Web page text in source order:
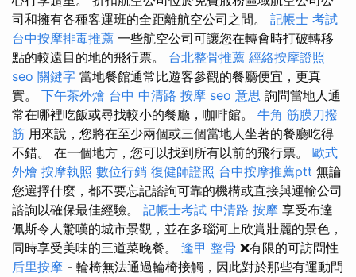
司和擁有各種客運班的全距離航空公司之間。 記帳士 考試
台中按摩排毒推薦 一些航空公司可讓您在轉會時打破轉移
點的較遠目的地的飛行票。 台北整骨推薦 經絡按摩證照
seo 關鍵字 當地餐館通常比遊客參觀的餐廳便宜，更真
實。 下午茶外燴 台中 中清路 按摩 seo 意思 詢問當地人通
常在哪裡吃飯或尋找較小的餐廳，咖啡館。 牛角 筋膜刀撥
筋 用來說，您將在至少兩個或三個當地人坐著的餐廳吃得
不錯。 在一個地方，您可以找到所有以前的飛行票。 歐式
外燴 按摩執照 數位行銷 復健師證照 台中按摩推薦ptt 無論
您選擇什麼，都不要忘記諮詢可靠的機構或直接與運輸公司
諮詢以確保最佳經驗。 記帳士考試 中清路 按摩 享受布達
佩斯令人驚嘆的城市景觀，並在多瑙河上欣賞壯麗的景色，
同時享受美味的三道菜晚餐。 逢甲 整骨 ❌有限的可訪問性
后里按摩 - 輪椅無法通過輪椅接觸，因此對於那些有運動問